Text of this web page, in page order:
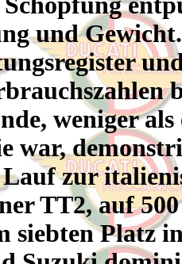
und
weniger als
war,
Lauf zur
TT2, auf
siebten Platz